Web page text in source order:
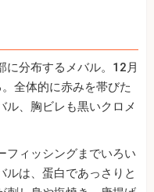
に分布するメバル。12月
全体的に赤みを帯びた
ル、胸ビレも黒いクロメ
フィッシングまでいろい
ルは、蛋白であっさりと